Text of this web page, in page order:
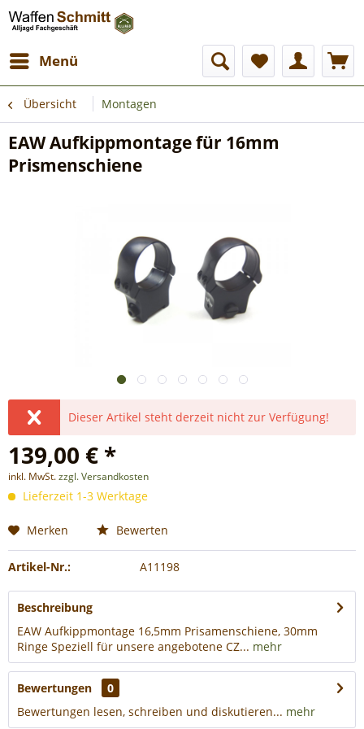
Menü
Übersicht Montagen
EAW Aufkippmontage für 16mm
Prismenschiene
Dieser Artikel steht derzeit nicht zur Verfügung!
139,00 € *
inkl. MwSt.zzgl. Versandkosten
Lieferzeit 1-3 Werktage
Merken Bewerten
Artikel-Nr.: A11198
Beschreibung
EAW Aufkippmontage 16,5mm Prisamenschiene, 30mm
Ringe Speziell für unsere angebotene CZ... mehr
Bewertungen
0
Bewertungen lesen, schreiben und diskutieren... mehr